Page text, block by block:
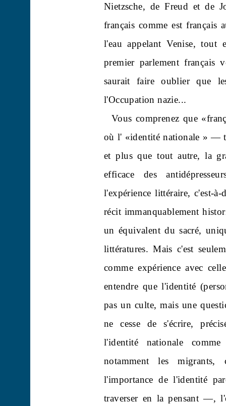
Nietzsche, de Freud et de
français comme est
l'eau appelant Venise, tout
premier parlement français
saurait faire oublier que
l'Occupation nazie...
Vous comprenez que
où l' «identité nationale » —
et plus que tout autre, la
efficace des
l'expérience littéraire, c'est-
récit immanquablement
un équivalent du sacré,
littératures. Mais c'est
comme expérience avec
entendre que l'identité
pas un culte, mais une
ne cesse de s'écrire,
l'identité nationale
notamment les migrants,
l'importance de l'identité
traverser en la pensant —,